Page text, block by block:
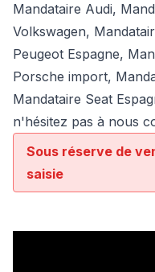
Mandataire Audi,
Volkswagen,
Peugeot Espagne,
Porsche import,
Mandataire Seat
n'hésitez pas à nous
Sous réserve de
saisie